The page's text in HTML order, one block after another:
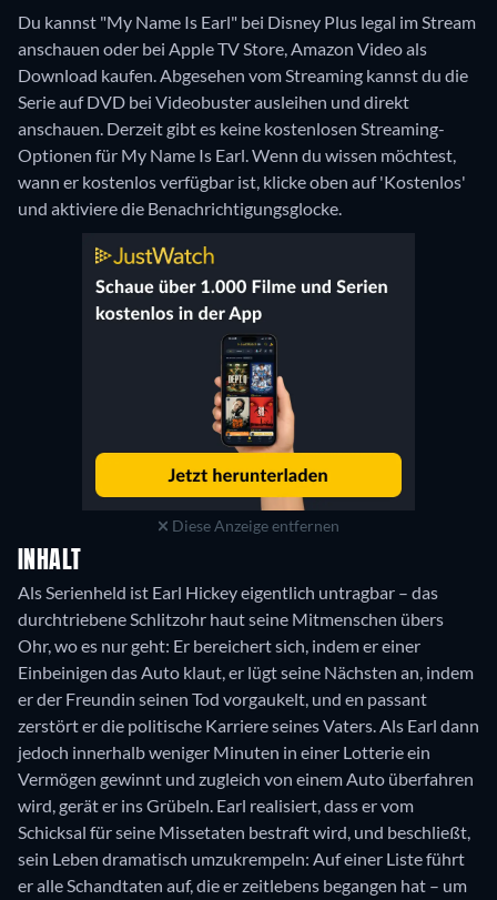
Du kannst "My Name Is Earl" bei Disney Plus legal im Stream
anschauen oder bei Apple TV Store, Amazon Video als
Download kaufen.Abgesehen vom Streaming kannst du die
Serie auf DVD bei Videobuster ausleihen und direkt
anschauen. Derzeit gibt es keine kostenlosen Streaming-
Optionen für My Name Is Earl. Wenn du wissen möchtest,
wann er kostenlos verfügbar ist, klicke oben auf 'Kostenlos'
und aktiviere die Benachrichtigungsglocke.
Diese Anzeige entfernen
INHALT
Als Serienheld ist Earl Hickey eigentlich untragbar – das
durchtriebene Schlitzohr haut seine Mitmenschen übers
Ohr, wo es nur geht: Er bereichert sich, indem er einer
Einbeinigen das Auto klaut, er lügt seine Nächsten an, indem
er der Freundin seinen Tod vorgaukelt, und en passant
zerstört er die politische Karriere seines Vaters. Als Earl dann
jedoch innerhalb weniger Minuten in einer Lotterie ein
Vermögen gewinnt und zugleich von einem Auto überfahren
wird, gerät er ins Grübeln. Earl realisiert, dass er vom
Schicksal für seine Missetaten bestraft wird, und beschließt,
sein Leben dramatisch umzukrempeln: Auf einer Liste führt
er alle Schandtaten auf, die er zeitlebens begangen hat – um